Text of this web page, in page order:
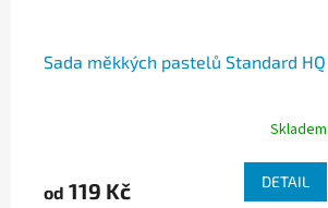
Sada měkkých pastelů Standard HQ
Skladem
od 119 Kč DETAIL